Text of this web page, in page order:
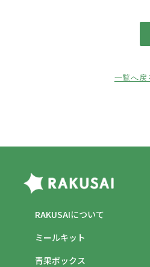
一覧へ戻
RAKUSAIについて
ミールキット
青果ボックス